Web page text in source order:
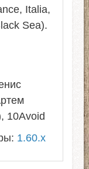
Italia,
Sea).
10Avoid
1.60.x